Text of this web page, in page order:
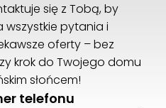
się z Tobą, by
pytania i
oferty – bez
krok do Twojego domu
słońcem!
telefonu